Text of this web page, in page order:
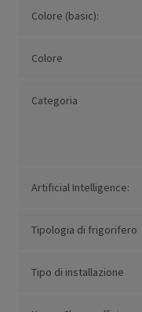
Colore (basic):
Colore
Categoria
Artificial Intelligence:
Tipologia di frigorifero
Tipo di installazione